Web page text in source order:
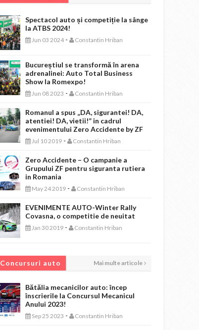
Spectacol auto și competiție la sânge
la ATBS 2024!
Jun 03 2024 - Constantin Hriban
Bucureștiul se transformă în arena
adrenalinei: Auto Total Business
Show la Romexpo!
Jun 08 2023 - Constantin Hriban
Romanul a spus „DA, sigurantei! DA,
atentiei! DA, vietii!” in cadrul
evenimentului Zero Accidente by ZF
Jul 10 2019 - Constantin Hriban
Zero Accidente – O campanie a
Grupului ZF pentru siguranta rutiera
in Romania
May 24 2019 - Constantin Hriban
EVENIMENTE AUTO-Winter Rally
Covasna, o competitie de neuitat
Jan 30 2019 - Constantin Hriban
Concursuri auto Mai multe articole
Bătălia mecanicilor auto: încep
înscrierile la Concursul Mecanicul
Anului 2023!
Sep 25 2023 - Constantin Hriban